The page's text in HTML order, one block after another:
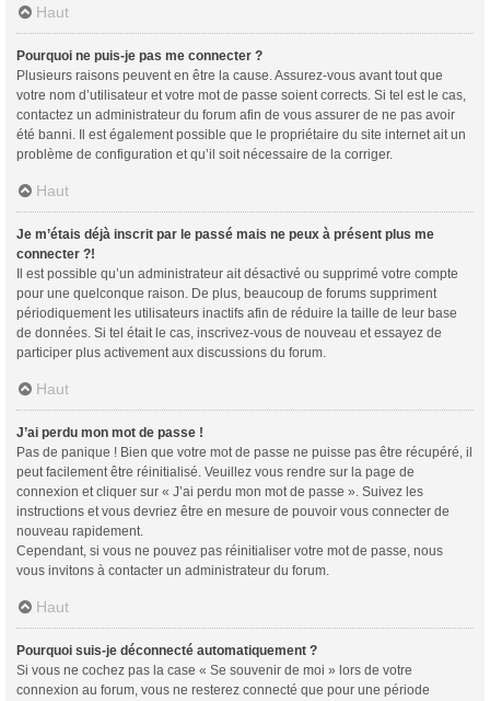
Haut
Pourquoi ne puis-je pas me connecter ?
Plusieurs raisons peuvent en être la cause. Assurez-vous avant tout que
votre nom d’utilisateur et votre mot de passe soient corrects. Si tel est le cas,
contactez un administrateur du forum afin de vous assurer de ne pas avoir
été banni. Il est également possible que le propriétaire du site internet ait un
problème de configuration et qu’il soit nécessaire de la corriger.
Haut
Je m’étais déjà inscrit par le passé mais ne peux à présent plus me
connecter ?!
Il est possible qu’un administrateur ait désactivé ou supprimé votre compte
pour une quelconque raison. De plus, beaucoup de forums suppriment
périodiquement les utilisateurs inactifs afin de réduire la taille de leur base
de données. Si tel était le cas, inscrivez-vous de nouveau et essayez de
participer plus activement aux discussions du forum.
Haut
J’ai perdu mon mot de passe !
Pas de panique ! Bien que votre mot de passe ne puisse pas être récupéré, il
peut facilement être réinitialisé. Veuillez vous rendre sur la page de
connexion et cliquer sur « J’ai perdu mon mot de passe ». Suivez les
instructions et vous devriez être en mesure de pouvoir vous connecter de
nouveau rapidement.
Cependant, si vous ne pouvez pas réinitialiser votre mot de passe, nous
vous invitons à contacter un administrateur du forum.
Haut
Pourquoi suis-je déconnecté automatiquement ?
Si vous ne cochez pas la case « Se souvenir de moi » lors de votre
connexion au forum, vous ne resterez connecté que pour une période